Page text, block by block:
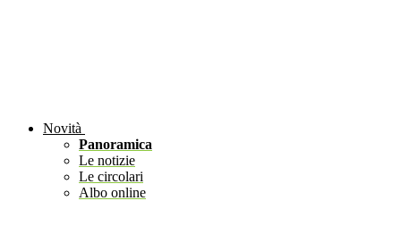
Novità
Panoramica
Le notizie
Le circolari
Albo online